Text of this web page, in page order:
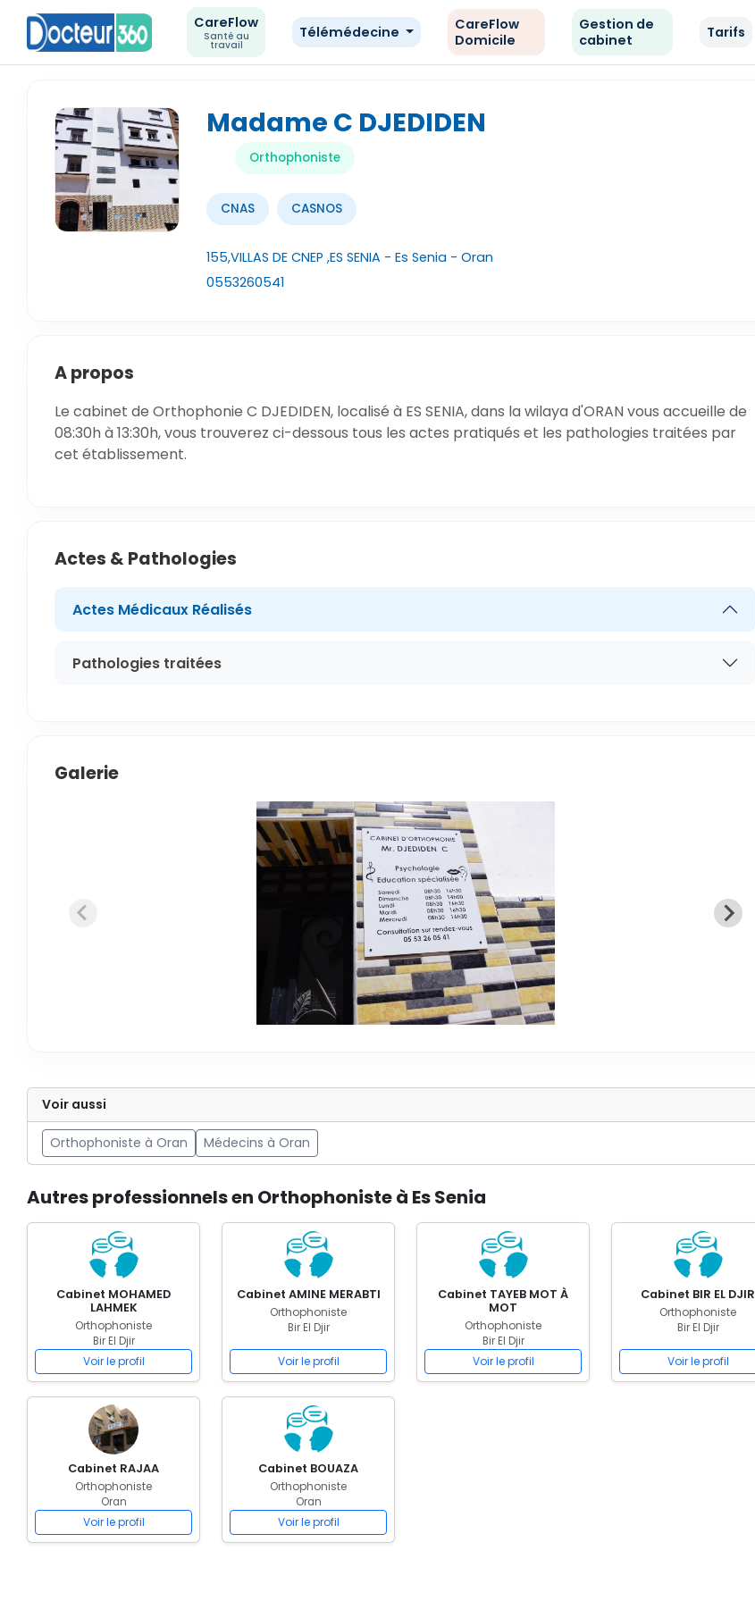
CareFlow
Santé au
travail
Télémédecine
CareFlow
Domicile
Gestion de
cabinet
Tarifs
Madame C DJEDIDEN
Orthophoniste
CNAS CASNOS
155,VILLAS DE CNEP ,ES SENIA - Es Senia - Oran
0553260541
A propos
Le cabinet de Orthophonie C DJEDIDEN, localisé à ES SENIA, dans la wilaya d'ORAN vous accueille de
08:30h à 13:30h, vous trouverez ci-dessous tous les actes pratiqués et les pathologies traitées par
cet établissement.
Actes & Pathologies
Actes Médicaux Réalisés
Pathologies traitées
Galerie
Voir aussi
Orthophoniste à Oran Médecins à Oran
Autres professionnels en Orthophoniste à Es Senia
Cabinet MOHAMED
LAHMEK
Orthophoniste
Bir El Djir
Voir le profil
Cabinet AMINE MERABTI
Orthophoniste
Bir El Djir
Voir le profil
Cabinet TAYEB MOT À
MOT
Orthophoniste
Bir El Djir
Voir le profil
Cabinet BIR EL DJIR
Orthophoniste
Bir El Djir
Voir le profil
Cabinet RAJAA
Orthophoniste
Oran
Voir le profil
Cabinet BOUAZA
Orthophoniste
Oran
Voir le profil